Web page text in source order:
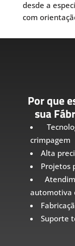
desde a
com
Por que
sua
crimpagem
Alta
Projetos
automotiva
Suporte